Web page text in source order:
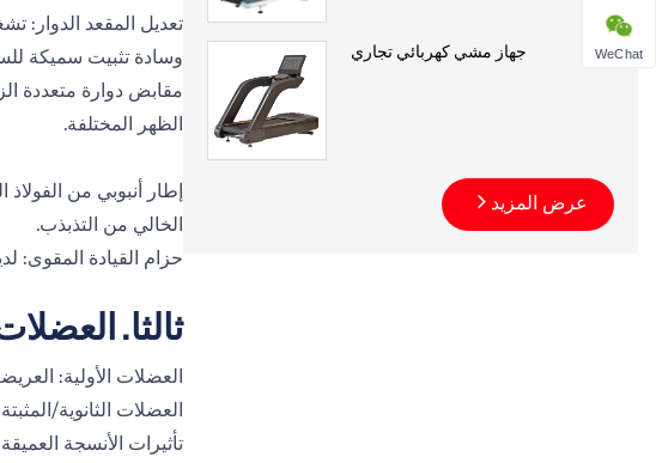
جهاز مشي كهربائي تجاري
عرض المزيد
تعديل المقعد الدوار: تشغيل سلس، يناسب
وسادة تثبيت سميكة
مقابض دوارة متعددة
الظهر المختلفة.
الخالي من التذبذب.
حزام القيادة المقوى: لديه قوة كسر تتجاوز 3000 رطل. مقترنة ببكرات
ثالثا.
العضلات الأولية:
العضلات الثانوية/
تأثيرات الأنسجة
WeChat